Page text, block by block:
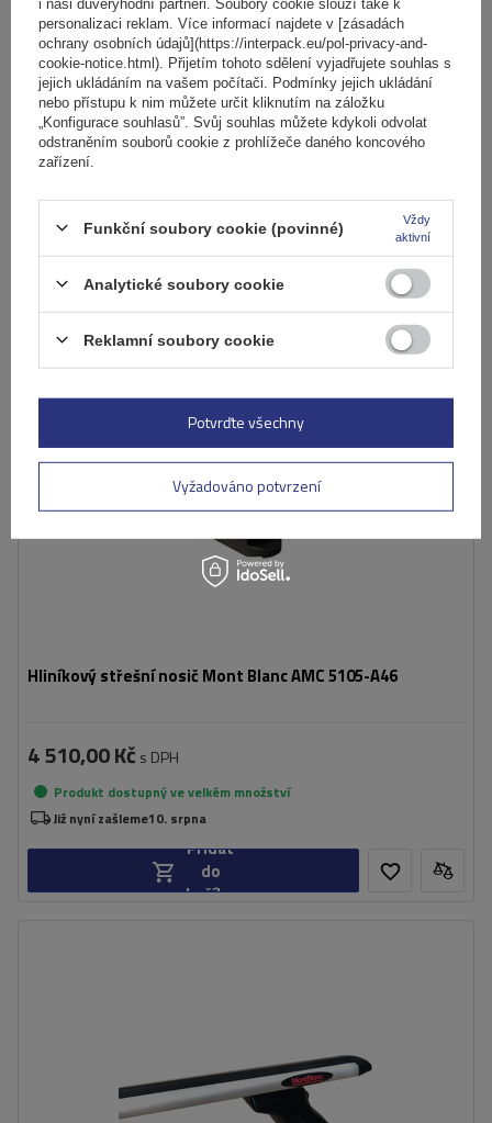
Univerzální ocelový střešní nosič Mont Blanc AMC
3 401,00 Kčs DPH
Již nyní zašleme10. srpna
Přidat
do
košíku
Hliníkový střešní nosič Mont Blanc AMC 5105-A46
4 510,00 Kč s DPH
Produkt dostupný ve velkém množství
Již nyní zašleme10. srpna
Přidat
do
košíku
personalizaci reklam. Více informací najdete v [zásadách
ochrany osobních údajů](https://interpack.eu/pol-privacy-and-
cookie-notice.html). Přijetím tohoto sdělení vyjadřujete souhlas s
jejich ukládáním na vašem počítači. Podmínky jejich ukládání
nebo přístupu k nim můžete určit kliknutím na záložku
„Konfigurace souhlasů”. Svůj souhlas můžete kdykoli odvolat
odstraněním souborů cookie z prohlížeče daného koncového
zařízení.
Funkční soubory cookie (povinné)
Vždy
aktivní
Analytické soubory cookie
Reklamní soubory cookie
Vyžadováno potvrzení
Potvrďte všechny